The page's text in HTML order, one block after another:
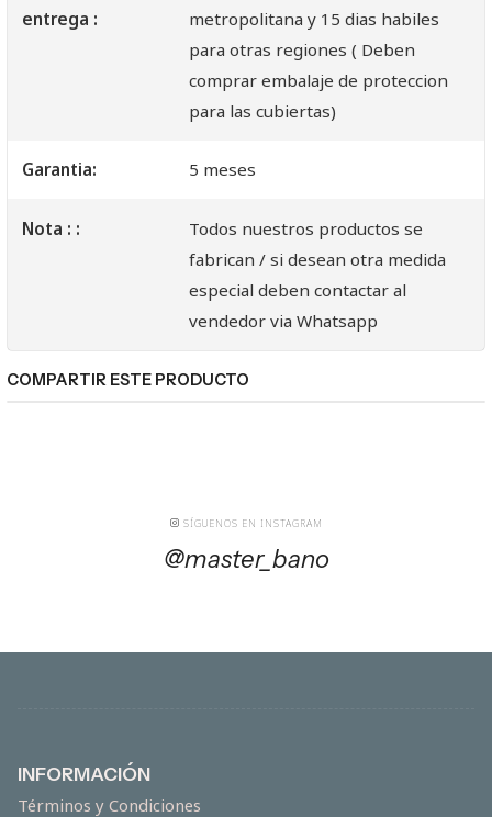
entrega :
metropolitana y 15 dias habiles
para otras regiones ( Deben
comprar embalaje de proteccion
para las cubiertas)
Garantia: 5 meses
Nota : :
Todos nuestros productos se
fabrican / si desean otra medida
especial deben contactar al
vendedor via Whatsapp
COMPARTIR ESTE PRODUCTO
SÍGUENOS EN INSTAGRAM
@master_bano
INFORMACIÓN
Términos y Condiciones